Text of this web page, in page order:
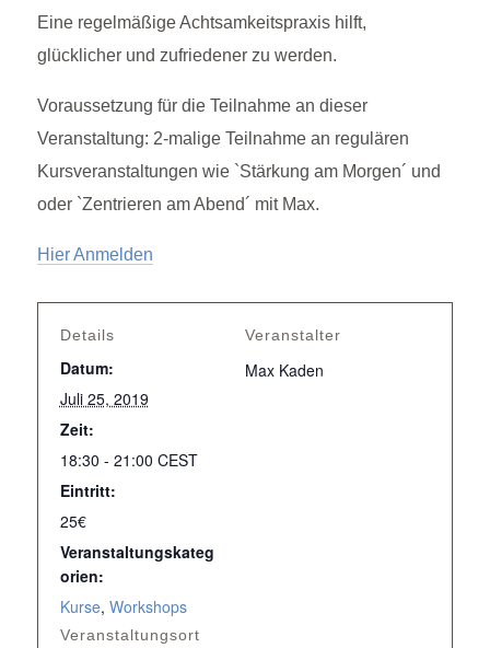
Eine regelmäßige Achtsamkeitspraxis hilft,
glücklicher und zufriedener zu werden.
Voraussetzung für die Teilnahme an dieser
Veranstaltung: 2-malige Teilnahme an regulären
Kursveranstaltungen wie `Stärkung am Morgen´ und
oder `Zentrieren am Abend´ mit Max.
Hier Anmelden
Details
Datum:
Juli 25, 2019
Zeit:
18:30 - 21:00 CEST
Eintritt:
25€
Veranstaltungskateg
orien:
Kurse, Workshops
Veranstaltungsort
Veranstalter
Max Kaden